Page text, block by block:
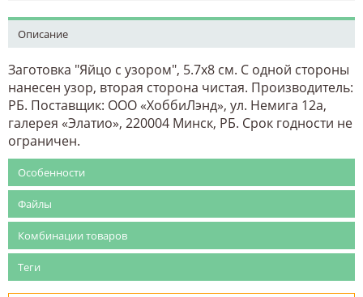
Описание
Заготовка "Яйцо с узором", 5.7х8 см. С одной стороны
нанесен узор, вторая сторона чистая. Производитель:
РБ. Поставщик: ООО «ХоббиЛэнд», ул. Немига 12а,
галерея «Элатио», 220004 Минск, РБ. Срок годности не
ограничен.
Особенности
Файлы
Комбинации товаров
Теги